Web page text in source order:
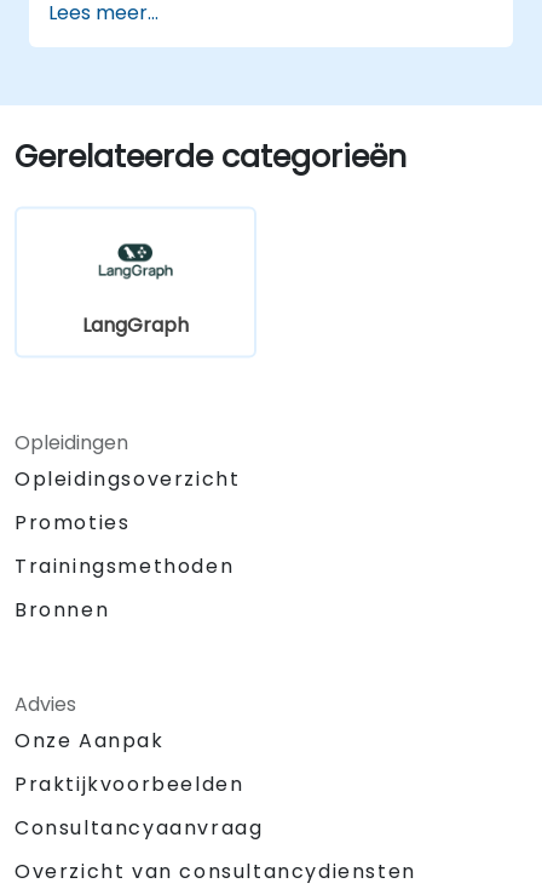
Lees meer...
Gerelateerde categorieën
LangGraph
Opleidingen
Opleidingsoverzicht
Promoties
Trainingsmethoden
Bronnen
Advies
Onze Aanpak
Praktijkvoorbeelden
Consultancyaanvraag
Overzicht van consultancydiensten